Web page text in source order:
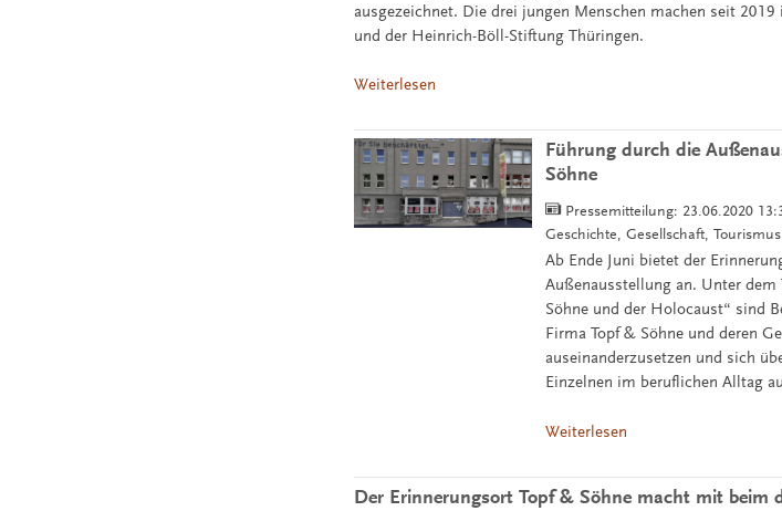
ausgezeichnet. Die drei jungen Menschen machen seit
und der Heinrich-Böll-Stiftung Thüringen.
Weiterlesen
Führung durch die
Söhne
Pressemitteilung: 23.06.2020
Geschichte, Gesellschaft, Tourismus
Ab Ende Juni bietet der
Außenausstellung an. Unter
Söhne und der Holocaust“ sind
Firma Topf & Söhne und deren
auseinanderzusetzen und sich
Einzelnen im beruflichen Alltag
Weiterlesen
Der Erinnerungsort Topf & Söhne macht mit